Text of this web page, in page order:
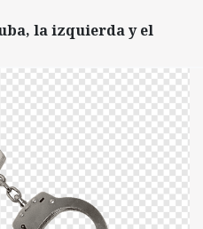
la izquierda y el